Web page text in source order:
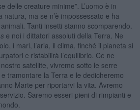
delle creature minime”. L’uomo è in
natura, ma se n’è impossessato e ha
Tanti insetti stanno scomparendo.
e noi i dittatori assoluti della Terra. Ne
i mari, l’aria, il clima, finché il pianeta si
e ristabilirà l’equilibrio. Ce ne
satellite, vivremo sotto le serre
tramontare la Terra e le dedicheremo
Marte per riportarvi la vita. Avremo
Saremo esseri pieni di rimpianti e